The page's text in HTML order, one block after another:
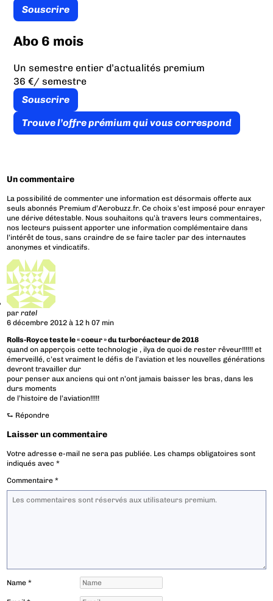
Souscrire
Abo 6 mois
Un semestre entier d’actualités premium
36 €/ semestre
Souscrire
Trouve l’offre prémium qui vous correspond
Un commentaire
La possibilité de commenter une information est désormais offerte aux
seuls abonnés Premium d’Aerobuzz.fr. Ce choix s’est imposé pour enrayer
une dérive détestable. Nous souhaitons qu’à travers leurs commentaires,
nos lecteurs puissent apporter une information complémentaire dans
l’intérêt de tous, sans craindre de se faire tacler par des internautes
anonymes et vindicatifs.
parratel
6 décembre 2012 à 12 h 07 min
Rolls-Royce teste le « coeur » du turboréacteur de 2018
quand on apperçois cette technologie , ilya de quoi de rester rêveur!!!!!! et
émerveillé, c’est vraiment le défis de l’aviation et les nouvelles générations
devront travailler dur
pour penser aux anciens qui ont n’ont jamais baisser les bras, dans les
durs moments
de l’histoire de l’aviation!!!!!
⮑ Répondre
Laisser un commentaire
Votre adresse e-mail ne sera pas publiée. Les champs obligatoires sont
indiqués avec*
Commentaire*
Name*